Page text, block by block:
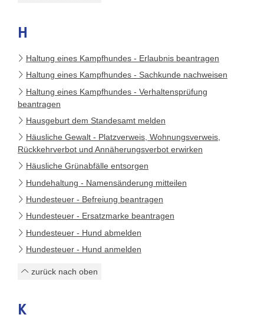
H
Haltung eines Kampfhundes - Erlaubnis beantragen
Haltung eines Kampfhundes - Sachkunde nachweisen
Haltung eines Kampfhundes - Verhaltensprüfung
beantragen
Hausgeburt dem Standesamt melden
Häusliche Gewalt - Platzverweis, Wohnungsverweis,
Rückkehrverbot und Annäherungsverbot erwirken
Häusliche Grünabfälle entsorgen
Hundehaltung - Namensänderung mitteilen
Hundesteuer - Befreiung beantragen
Hundesteuer - Ersatzmarke beantragen
Hundesteuer - Hund abmelden
Hundesteuer - Hund anmelden
zurück nach oben
K